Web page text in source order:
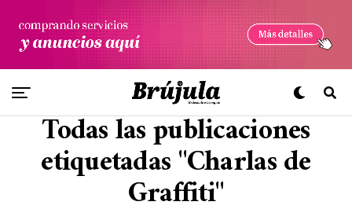
Todas las publicaciones
etiquetadas "Charlas de
Graffiti"